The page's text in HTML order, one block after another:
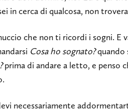
in cerca di qualcosa, non
che non ti ricordi i sogni. E
Cosa ho sognato?quando
prima di andare a letto, e penso
necessariamente